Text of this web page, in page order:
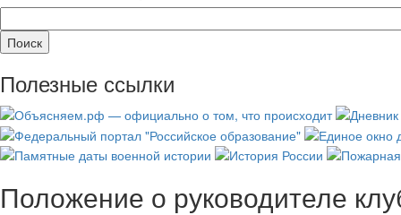
Полезные ссылки
Положение о руководителе